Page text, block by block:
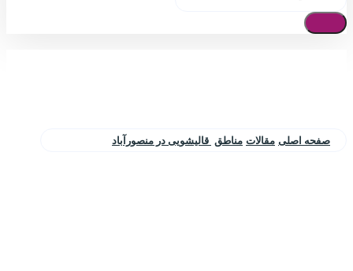
صفحه اصلی مقالات مناطق قالیشویی در منصورآباد